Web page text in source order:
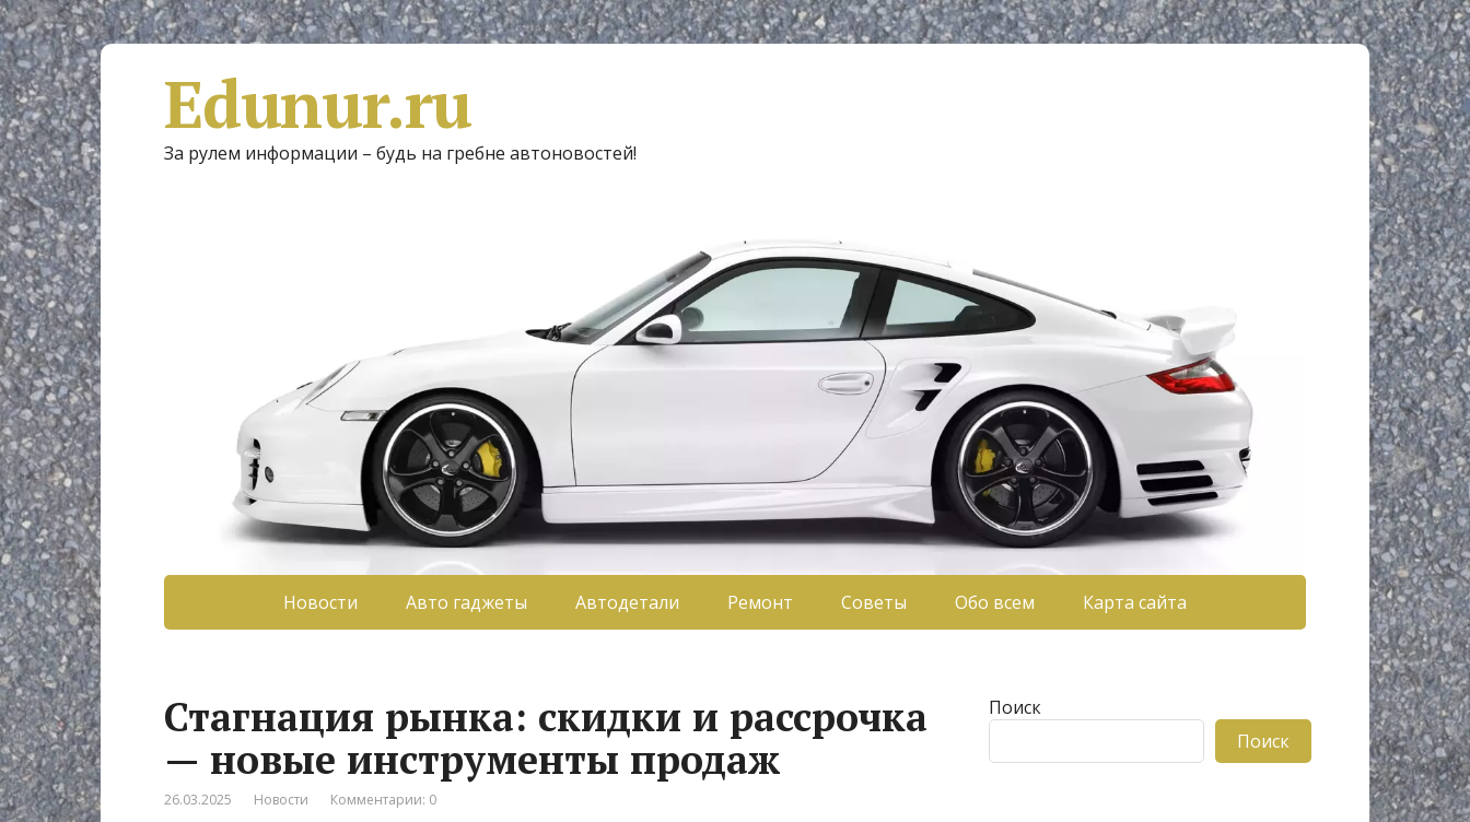
Edunur.ru
За рулем информации – будь на гребне автоновостей!
Новости Авто гаджеты Автодетали Ремонт Советы Обо всем Карта сайта
Стагнация рынка: скидки и рассрочка
— новые инструменты продаж
26.03.2025 Новости Комментарии: 0
Поиск
Поиск